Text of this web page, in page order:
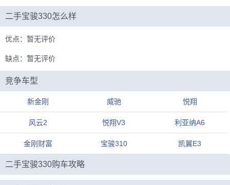
二手宝骏330怎么样
优点：暂无评价
缺点：暂无评价
竞争车型
新金刚 威驰 悦翔
风云2 悦翔V3 利亚纳A6
金刚财富 宝骏310 凯翼E3
二手宝骏330购车攻略